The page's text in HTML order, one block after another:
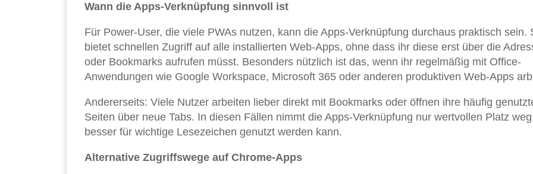
Wann die Apps-Verknüpfung sinnvoll ist
Für Power-User, die viele PWAs nutzen, kann die Apps-Verknüpfung durchaus praktisch sein.
bietet schnellen Zugriff auf alle installierten Web-Apps, ohne dass ihr diese erst über die
oder Bookmarks aufrufen müsst. Besonders nützlich ist das, wenn ihr regelmäßig mit Office-
Anwendungen wie Google Workspace, Microsoft 365 oder anderen produktiven Web-Apps
Andererseits: Viele Nutzer arbeiten lieber direkt mit Bookmarks oder öffnen ihre häufig
Seiten über neue Tabs. In diesen Fällen nimmt die Apps-Verknüpfung nur wertvollen Platz
besser für wichtige Lesezeichen genutzt werden kann.
Alternative Zugriffswege auf Chrome-Apps